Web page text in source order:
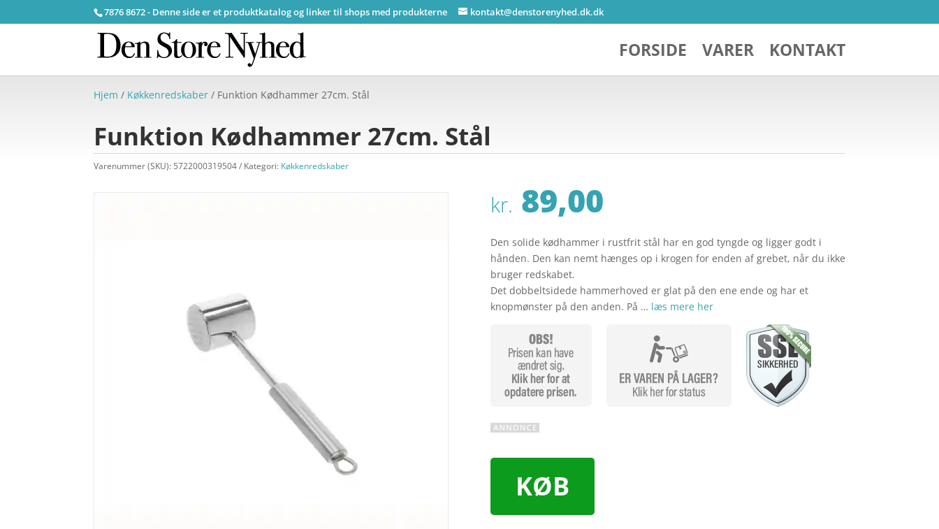
7876 8672 - Denne side er et produktkatalog og linker til shops med produkterne kontakt@denstorenyhed.dk.dk
FORSIDE VARER KONTAKT
Hjem / Køkkenredskaber / Funktion Kødhammer 27cm. Stål
Funktion Kødhammer 27cm. Stål
Varenummer (SKU): 5722000319504 Kategori: Køkkenredskaber
kr. 89,00
Den solide kødhammer i rustfrit stål har en god tyngde og ligger godt i
hånden. Den kan nemt hænges op i krogen for enden af grebet, når du ikke
bruger redskabet.
Det dobbeltsidede hammerhoved er glat på den ene ende og har et
knopmønster på den anden. På … læs mere her
KØB